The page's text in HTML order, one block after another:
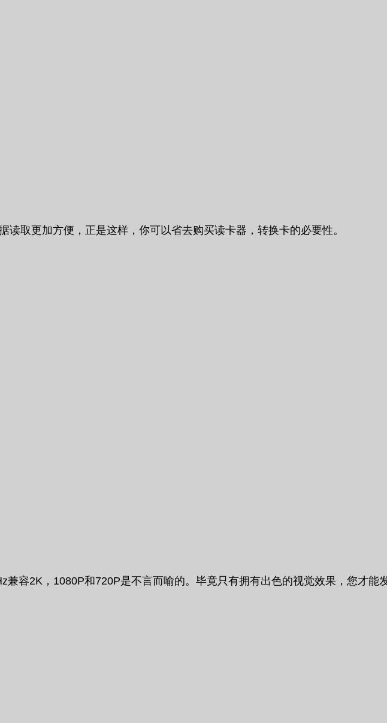
读取更加方便，正是这样，你可以省去购买读卡器，转换卡的必要性。
兼容2K，1080P和720P是不言而喻的。毕竟只有拥有出色的视觉效果，您才